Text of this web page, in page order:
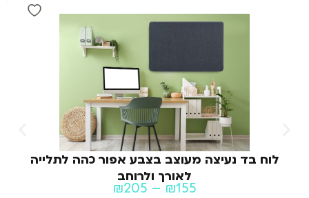
לוח בד נעיצה מעוצב בצבע אפור כהה לתלייה
לאורך ולרוחב
₪155
–
₪205